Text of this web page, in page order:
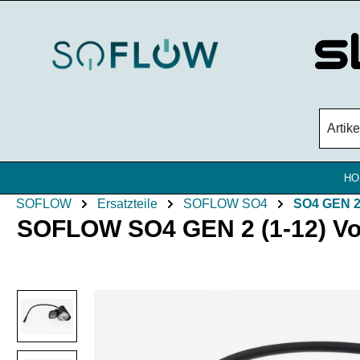
SOFLOW Ersatzteile SOFLOW SO4 SO4 GEN 2
SOFLOW SO4 GEN 2 (1-12)